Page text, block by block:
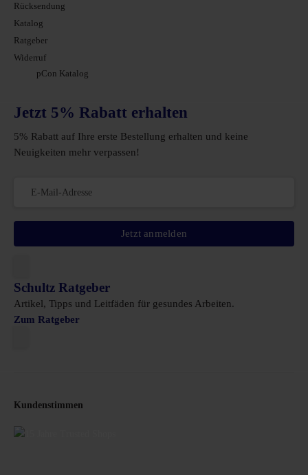
Rücksendung
Katalog
Ratgeber
Widerruf
pCon Katalog
Jetzt 5% Rabatt erhalten
5% Rabatt auf Ihre erste Bestellung erhalten und keine
Neuigkeiten mehr verpassen!
Jetzt anmelden
Schultz Ratgeber
Artikel, Tipps und Leitfäden für gesundes Arbeiten.
Zum Ratgeber
Kundenstimmen